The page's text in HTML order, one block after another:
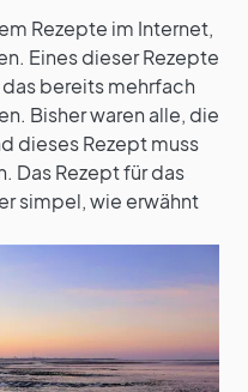
Rezepte im Internet,
Eines dieser Rezepte
bereits mehrfach
Bisher waren alle, die
dieses Rezept muss
Das Rezept für das
simpel, wie erwähnt